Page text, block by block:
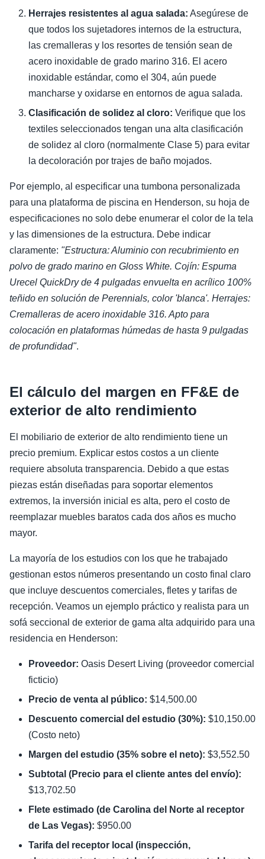
Herrajes resistentes al agua salada: Asegúrese de
que todos los sujetadores internos de la estructura,
las cremalleras y los resortes de tensión sean de
acero inoxidable de grado marino 316. El acero
inoxidable estándar, como el 304, aún puede
mancharse y oxidarse en entornos de agua salada.
Clasificación de solidez al cloro: Verifique que los
textiles seleccionados tengan una alta clasificación
de solidez al cloro (normalmente Clase 5) para evitar
la decoloración por trajes de baño mojados.
Por ejemplo, al especificar una tumbona personalizada
para una plataforma de piscina en Henderson, su hoja de
especificaciones no solo debe enumerar el color de la tela
y las dimensiones de la estructura. Debe indicar
claramente: "Estructura: Aluminio con recubrimiento en
polvo de grado marino en Gloss White. Cojín: Espuma
Urecel QuickDry de 4 pulgadas envuelta en acrílico 100%
teñido en solución de Perennials, color 'blanca'. Herrajes:
Cremalleras de acero inoxidable 316. Apto para
colocación en plataformas húmedas de hasta 9 pulgadas
de profundidad".
El cálculo del margen en FF&E de
exterior de alto rendimiento
El mobiliario de exterior de alto rendimiento tiene un
precio premium. Explicar estos costos a un cliente
requiere absoluta transparencia. Debido a que estas
piezas están diseñadas para soportar elementos
extremos, la inversión inicial es alta, pero el costo de
reemplazar muebles baratos cada dos años es mucho
mayor.
La mayoría de los estudios con los que he trabajado
gestionan estos números presentando un costo final claro
que incluye descuentos comerciales, fletes y tarifas de
recepción. Veamos un ejemplo práctico y realista para un
sofá seccional de exterior de gama alta adquirido para una
residencia en Henderson:
Proveedor: Oasis Desert Living (proveedor comercial
ficticio)
Precio de venta al público: $14,500.00
Descuento comercial del estudio (30%): $10,150.00
(Costo neto)
Margen del estudio (35% sobre el neto): $3,552.50
Subtotal (Precio para el cliente antes del envío):
$13,702.50
Flete estimado (de Carolina del Norte al receptor
de Las Vegas): $950.00
Tarifa del receptor local (inspección,